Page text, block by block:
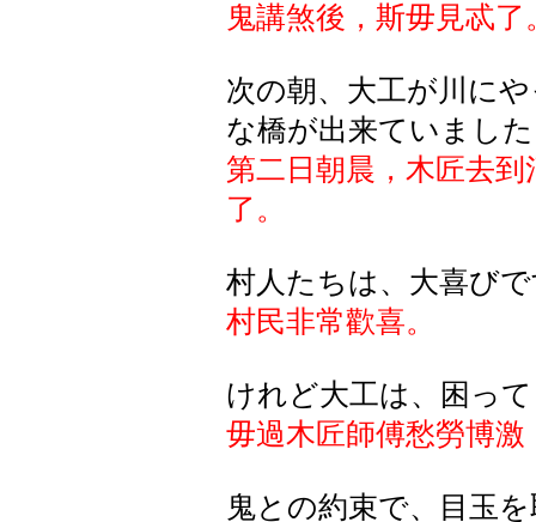
鬼講煞後，斯毋見忒了
次の朝、大工が川 に
な橋が出来ていました
第二日朝晨，木匠去
了。
村人たちは、大喜び
村民非常歡喜。
けれど大工は、困っ
毋過木匠師傅愁勞博激
鬼との約束で、目玉